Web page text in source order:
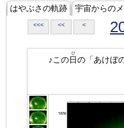
はやぶさの軌跡 宇宙からの
<<< << <
♪この日
ひ
の「あけぼの